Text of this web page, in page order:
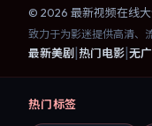
© 2026 最新视频在线
致力于为影迷提供高清、
最新美剧 |热门电影|无
热门标签